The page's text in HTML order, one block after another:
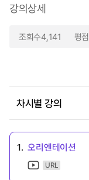
강의상세
조회수4,141 평점
차시별 강의
1. 오리엔테이션
URL